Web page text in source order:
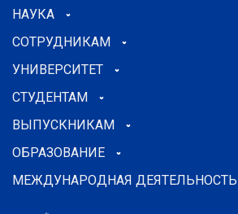
НАУКА
СОТРУДНИКАМ
УНИВЕРСИТЕТ
СТУДЕНТАМ
ВЫПУСКНИКАМ
ОБРАЗОВАНИЕ
МЕЖДУНАРОДНАЯ ДЕЯТЕЛЬНОСТЬ